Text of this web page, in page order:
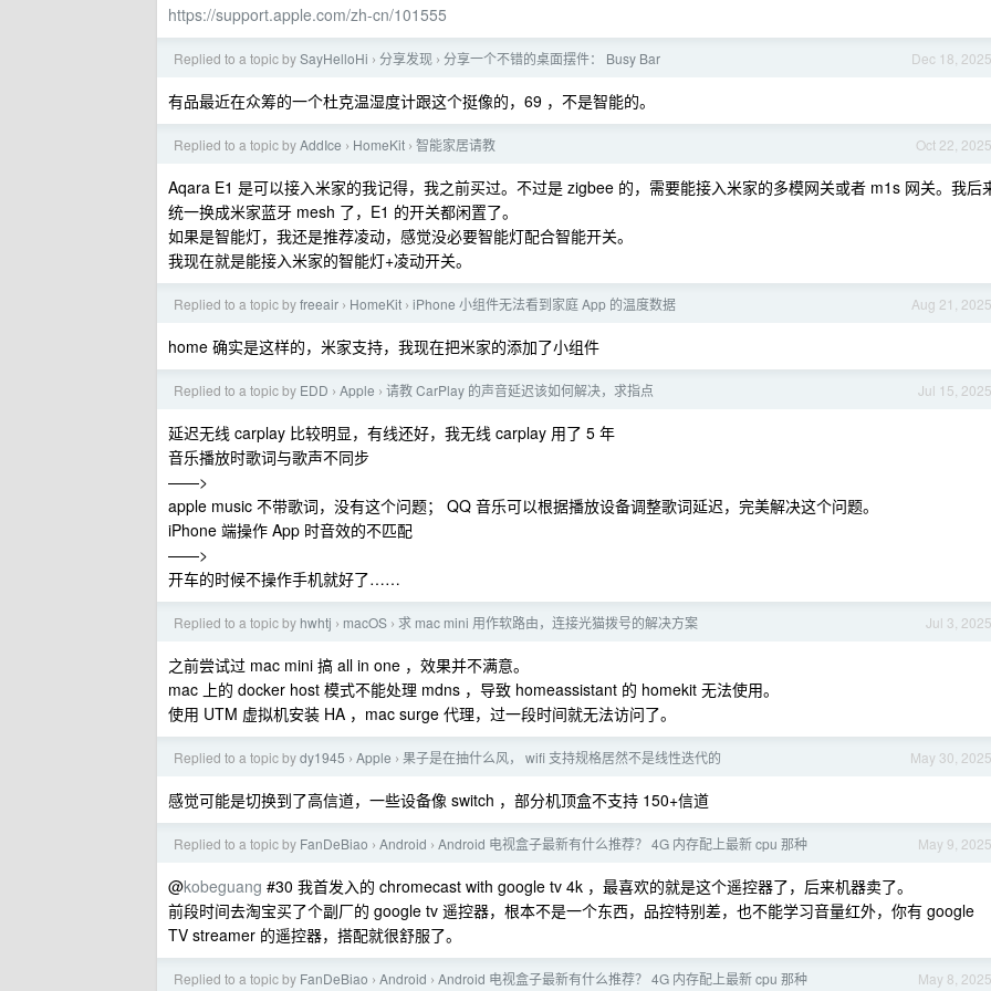
https://support.apple.com/zh-cn/101555
Dec 18, 2025
Replied to a topic bySayHelloHi › 分享发现 › 分享一个不错的桌面摆件： Busy Bar
有品最近在众筹的一个杜克温湿度计跟这个挺像的，69 ，不是智能的。
Oct 22, 2025
Replied to a topic byAddIce › HomeKit › 智能家居请教
Aqara E1 是可以接入米家的我记得，我之前买过。不过是 zigbee 的，需要能接入米家的多模网关或者 m1s 网关。我后
统一换成米家蓝牙 mesh 了，E1 的开关都闲置了。
如果是智能灯，我还是推荐凌动，感觉没必要智能灯配合智能开关。
我现在就是能接入米家的智能灯+凌动开关。
Aug 21, 2025
Replied to a topic byfreeair › HomeKit › iPhone 小组件无法看到家庭 App 的温度数据
home 确实是这样的，米家支持，我现在把米家的添加了小组件
Jul 15, 2025
Replied to a topic by EDD › Apple › 请教 CarPlay 的声音延迟该如何解决，求指点
延迟无线 carplay 比较明显，有线还好，我无线 carplay 用了 5 年
音乐播放时歌词与歌声不同步
——>
apple music 不带歌词，没有这个问题； QQ 音乐可以根据播放设备调整歌词延迟，完美解决这个问题。
iPhone 端操作 App 时音效的不匹配
——>
开车的时候不操作手机就好了……
Jul 3, 2025
Replied to a topic by hwhtj › macOS › 求 mac mini 用作软路由，连接光猫拨号的解决方案
之前尝试过 mac mini 搞 all in one ，效果并不满意。
mac 上的 docker host 模式不能处理 mdns ，导致 homeassistant 的 homekit 无法使用。
使用 UTM 虚拟机安装 HA ，mac surge 代理，过一段时间就无法访问了。
May 30, 2025
Replied to a topic bydy1945 › Apple › 果子是在抽什么风， wifi 支持规格居然不是线性迭代的
感觉可能是切换到了高信道，一些设备像 switch ，部分机顶盒不支持 150+信道
May 9, 2025
Replied to a topic by FanDeBiao › Android › Android 电视盒子最新有什么推荐？ 4G 内存配上最新 cpu 那种
@kobeguang #30 我首发入的 chromecast with google tv 4k ，最喜欢的就是这个遥控器了，后来机器卖了。
前段时间去淘宝买了个副厂的 google tv 遥控器，根本不是一个东西，品控特别差，也不能学习音量红外，你有 google
TV streamer 的遥控器，搭配就很舒服了。
May 8, 2025
Replied to a topic by FanDeBiao › Android › Android 电视盒子最新有什么推荐？ 4G 内存配上最新 cpu 那种